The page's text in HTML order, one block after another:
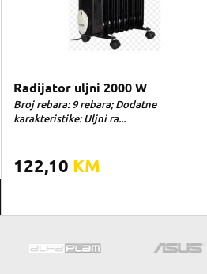
Radijator uljni 2000 W
Broj rebara: 9 rebara; Dodatne
karakteristike: Uljni ra...
122,10 KM